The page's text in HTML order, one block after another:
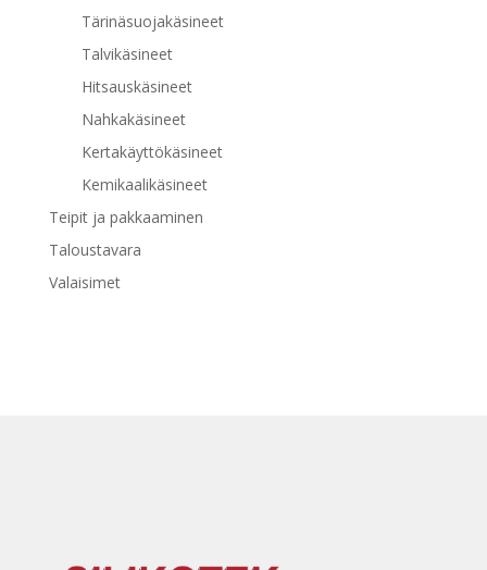
Tärinäsuojakäsineet
Talvikäsineet
Hitsauskäsineet
Nahkakäsineet
Kertakäyttökäsineet
Kemikaalikäsineet
Teipit ja pakkaaminen
Taloustavara
Valaisimet